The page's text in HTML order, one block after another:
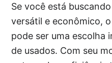
Se você está
versátil e econômico, o
pode ser uma escolha
de usados. Com seu